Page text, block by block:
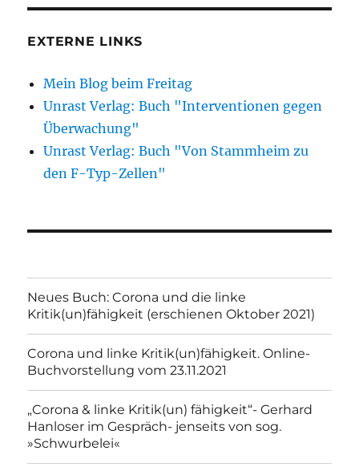
EXTERNE LINKS
Mein Blog beim Freitag
Unrast Verlag: Buch "Interventionen gegen
Überwachung"
Unrast Verlag: Buch "Von Stammheim zu
den F-Typ-Zellen"
Neues Buch: Corona und die linke
Kritik(un)fähigkeit (erschienen Oktober 2021)
Corona und linke Kritik(un)fähigkeit. Online-
Buchvorstellung vom 23.11.2021
„Corona & linke Kritik(un) fähigkeit“- Gerhard
Hanloser im Gespräch- jenseits von sog.
»Schwurbelei«